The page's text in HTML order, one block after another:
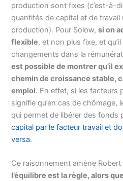
production sont fixes (c’est-à-
quantités de capital et de travail
production). Pour Solow,si on
flexible, et non plus fixe, et
changements dans la
est possible de montrer qu’il
chemin de croissance stable,
emploi. En effet, si les facteurs
signifie qu’en cas de chômage,
qui permet de libérer des fonds
capital par le facteur travail et
versa.
Ce raisonnement amène
l’équilibre est la règle, alors